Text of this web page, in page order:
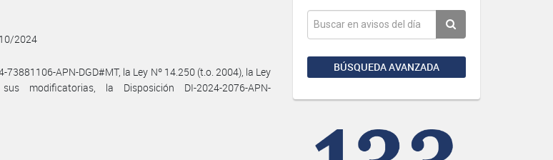
BÚSQUEDA AVANZADA
2024
73881106-APN-DGD#MT, la Ley Nº 14.250 (t.o. 2004), la Ley
modificatorias, la Disposición DI-2024-2076-APN-